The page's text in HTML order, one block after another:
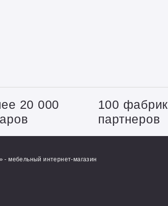
20 000
100 фабрик
партнеров
- мебельный интернет-магазин